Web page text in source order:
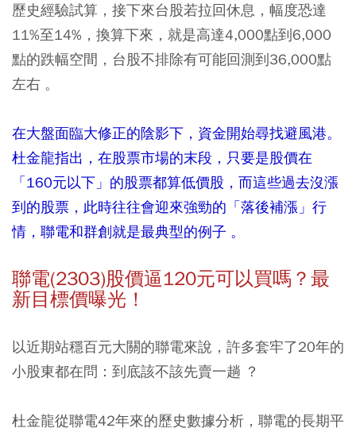
歷史經驗試算，接下來台股若拉回休息，幅度恐達
11%至14%，換算下來，就是高達4,000點到6,000
點的跌幅空間，台股不排除有可能回測到36,000點
左右 。
在大盤面臨大修正的陰影下，資金開始尋找避風港。
杜金龍指出，在股票市場的末段，只要是股價在
「160元以下」的股票都算低價股，而這些過去沒漲
到的股票，此時往往會迎來強勁的「落後補漲」行
情，聯電和群創就是最典型的例子 。
聯電(2303)股價逼120元可以買嗎？最
新目標價曝光！
以近期站穩百元大關的聯電來說，許多套牢了20年的
小股東都在問：到底該不該先賣一趟 ？
杜金龍從聯電42年來的歷史數據分析，聯電的長期平